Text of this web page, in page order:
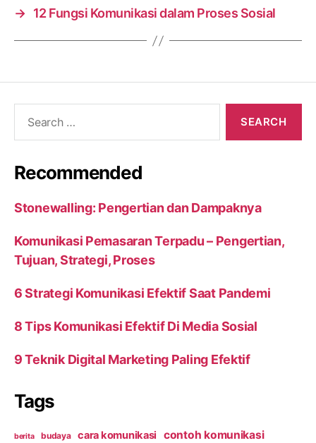
→ 12 Fungsi Komunikasi dalam Proses Sosial
Recommended
Stonewalling: Pengertian dan Dampaknya
Komunikasi Pemasaran Terpadu – Pengertian,
Tujuan, Strategi, Proses
6 Strategi Komunikasi Efektif Saat Pandemi
8 Tips Komunikasi Efektif Di Media Sosial
9 Teknik Digital Marketing Paling Efektif
Tags
berita budaya cara komunikasi contoh komunikasi